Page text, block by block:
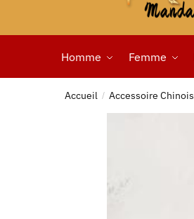
Homme Femme
Accueil / Accessoire Chinois